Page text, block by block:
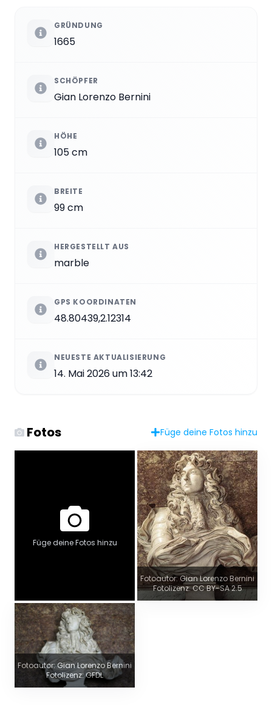
GRÜNDUNG
1665
SCHÖPFER
Gian Lorenzo Bernini
HÖHE
105 cm
BREITE
99 cm
HERGESTELLT AUS
marble
GPS KOORDINATEN
48.80439,2.12314
NEUESTE AKTUALISIERUNG
14. Mai 2026 um 13:42
Fotos Füge deine Fotos hinzu
Füge deine Fotos hinzu
Fotoautor: Gian Lorenzo Bernini
Fotolizenz: CC BY-SA 2.5
Fotoautor: Gian Lorenzo Bernini
Fotolizenz: GFDL